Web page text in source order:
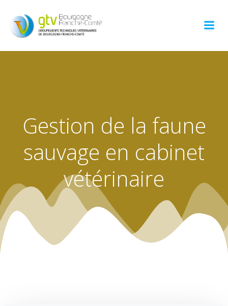
Gestion de la faune
sauvage en cabinet
vétérinaire